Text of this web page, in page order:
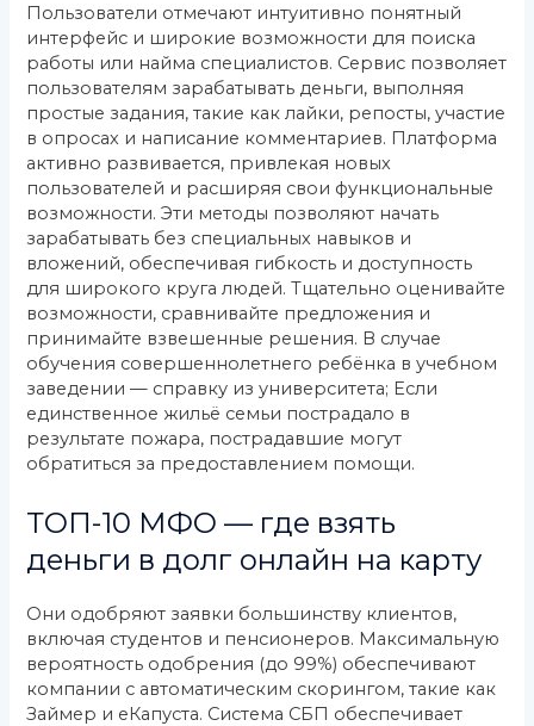
Пользователи отмечают интуитивно понятный
интерфейс и широкие возможности для поиска
работы или найма специалистов. Сервис позволяет
пользователям зарабатывать деньги, выполняя
простые задания, такие как лайки, репосты, участие
в опросах и написание комментариев. Платформа
активно развивается, привлекая новых
пользователей и расширяя свои функциональные
возможности. Эти методы позволяют начать
зарабатывать без специальных навыков и
вложений, обеспечивая гибкость и доступность
для широкого круга людей. Тщательно оценивайте
возможности, сравнивайте предложения и
принимайте взвешенные решения. В случае
обучения совершеннолетнего ребёнка в учебном
заведении — справку из университета; Если
единственное жильё семьи пострадало в
результате пожара, пострадавшие могут
обратиться за предоставлением помощи.
ТОП-10 МФО — где взять
деньги в долг онлайн на карту
Они одобряют заявки большинству клиентов,
включая студентов и пенсионеров. Максимальную
вероятность одобрения (до 99%) обеспечивают
компании с автоматическим скорингом, такие как
Займер и еКапуста. Система СБП обеспечивает